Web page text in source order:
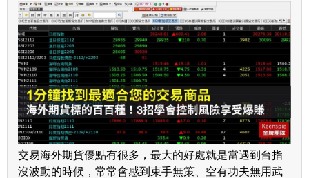
交易海外期貨優點有很多，最大的好處就是當遇到台指
沒波動的時候，常常會感到束手無策、空有功夫無用武